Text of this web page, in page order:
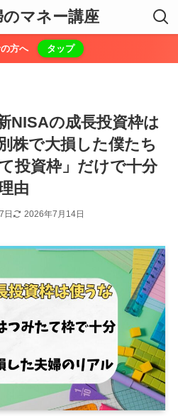
のマネー講座
方へ タップ
NISAの成長投資枠は
株で大損した僕たち
投資枠」だけで十分
由
日 2026年7月14日